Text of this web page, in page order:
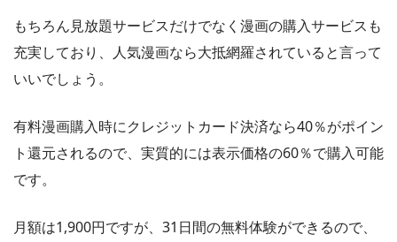
もちろん見放題サービスだけでなく漫画の購入サービスも
充実しており、人気漫画なら大抵網羅されていると言って
いいでしょう。
有料漫画購入時にクレジットカード決済なら40％がポイン
ト還元されるので、実質的には表示価格の60％で購入可能
です。
月額は1,900円ですが、31日間の無料体験ができるので、